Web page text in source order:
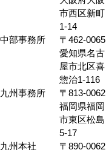
市西区新町
1-14
中部事務所
〒462-0065
愛知県名古
屋市北区喜
惣治1-116
九州事務所
〒813-0062
福岡県福岡
市東区松島
5-17
九州本社
〒890-0062